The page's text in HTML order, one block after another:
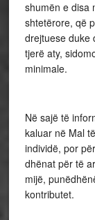
shumën e disa
shtetërore, që
drejtuese duke
tjerë aty,
minimale.
Në sajë të
kaluar në Mal
individë, por
dhënat për të
mijë,
kontributet.